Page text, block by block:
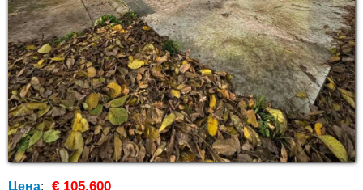
Цена: € 105,600